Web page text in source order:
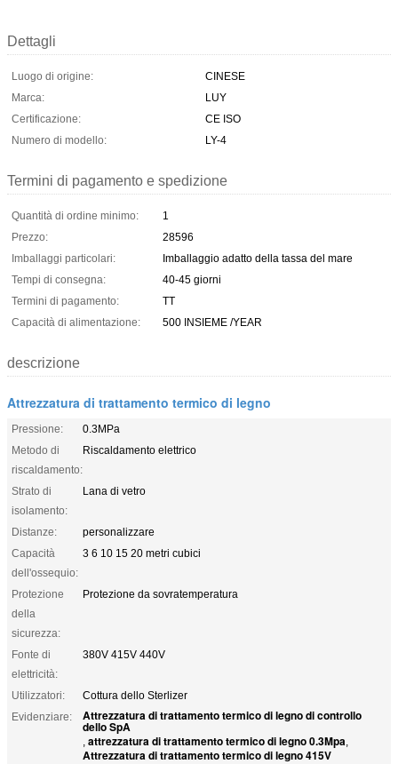
Dettagli
Luogo di origine:
CINESE
Marca:
LUY
Certificazione:
CE ISO
Numero di modello:
LY-4
Termini di pagamento e spedizione
Quantità di ordine minimo:
1
Prezzo:
28596
Imballaggi particolari:
Imballaggio adatto della tassa del mare
Tempi di consegna:
40-45 giorni
Termini di pagamento:
TT
Capacità di alimentazione:
500 INSIEME /YEAR
descrizione
Attrezzatura di trattamento termico di legno
Pressione:
0.3MPa
Metodo di
riscaldamento:
Riscaldamento elettrico
Strato di
isolamento:
Lana di vetro
Distanze:
personalizzare
Capacità
dell'ossequio:
3 6 10 15 20 metri cubici
Protezione
della
sicurezza:
Protezione da sovratemperatura
Fonte di
elettricità:
380V 415V 440V
Utilizzatori:
Cottura dello Sterlizer
Evidenziare:
Attrezzatura di trattamento termico di legno di controllo
dello SpA
, attrezzatura di trattamento termico di legno 0.3Mpa,
Attrezzatura di trattamento termico di legno 415V